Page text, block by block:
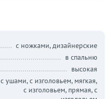
с ножками, дизайнерские
в спальню
высокая
с ушами, с изголовьем, мягкая,
с изголовьем, прямая, с